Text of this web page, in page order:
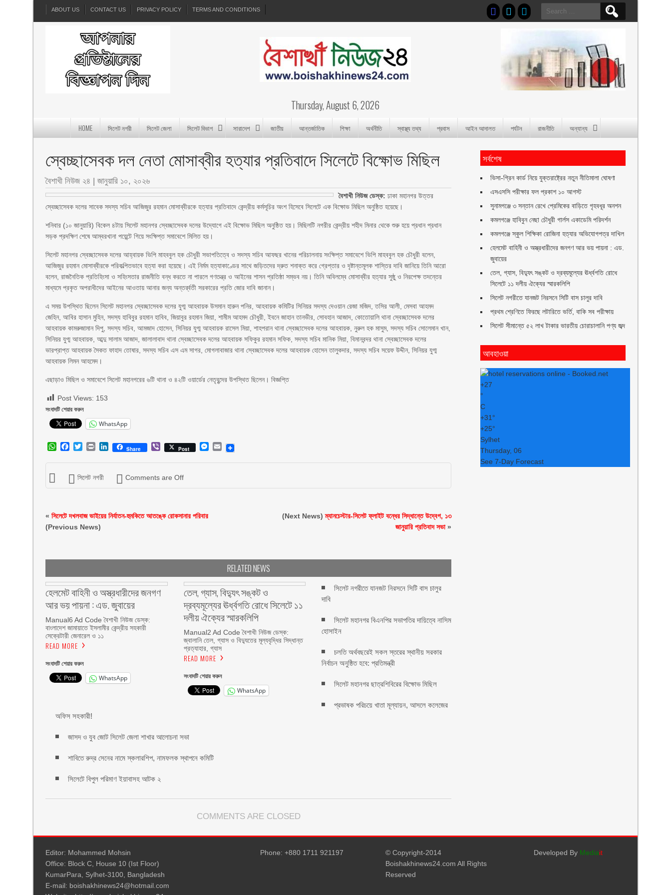
ABOUT US CONTACT US PRIVACY POLICY TERMS AND CONDITIONS
Search
for:
Thursday, August 6, 2026
HOME সিলেট নগরী সিলেট জেলা সিলেট বিভাগ সারাদেশ জাতীয় আন্তর্জাতিক শিক্ষা অর্থনীতি স্বাস্থ্য তথ্য প্রবাস আইন আদালত পর্যটন রাজনীতি অন্যান্য
স্বেচ্ছাসেবক দল নেতা মোসাব্বীর হত্যার প্রতিবাদে সিলেটে বিক্ষোভ মিছিল
বৈশাখী নিউজ ২৪ |জানুয়ারি ১০, ২০২৬
বৈশাখী নিউজ ডেস্ক: ঢাকা মহানগর উত্তর
স্বেচ্ছাসেবক দলের সাবেক সদস্য সচিব আজিজুর রহমান মোসাব্বীরকে হত্যার প্রতিবাদে কেন্দ্রীয় কর্মসূচির অংশ হিসেবে সিলেটে এক বিক্ষোভ মিছিল অনুষ্ঠিত হয়েছে।
শনিবার (১০ জানুয়ারি) বিকেল ৪টায় সিলেট মহানগর স্বেচ্ছাসেবক দলের উদ্যোগে এই বিক্ষোভ মিছিল অনুষ্ঠিত হয়। মিছিলটি নগরীর কেন্দ্রীয় শহীদ মিনার থেকে শুরু হয়ে প্রধান প্রধান
সড়ক প্রদক্ষিণ শেষে আম্বরখানা পয়েন্টে গিয়ে সংক্ষিপ্ত সমাবেশে মিলিত হয়।
সিলেট মহানগর স্বেচ্ছাসেবক দলের আহ্বায়ক ভিপি মাহববুল হক চৌধুরী সভাপতিত্বে ও সদস্য সচিব আফছর খানের পরিচালনায় সংক্ষিপ্ত সমাবেশে ভিপি মাহববুল হক চৌধুরী বলেন,
আজিজুর রহমান মোসাব্বীরকে পরিকল্পিতভাবে হত্যা করা হয়েছে। এই নির্মম হত্যাকাণ্ডের সাথে জড়িতদের দ্রুত শনাক্ত করে গ্রেপ্তার ও দৃষ্টান্তমূলক শাস্তির দাবি জানিয়ে তিনি আরো
বলেন, রাজনৈতিক প্রতিহিংসা ও সহিংসতার রাজনীতি বন্ধ করতে না পারলে গণতন্ত্র ও আইনের শাসন প্রতিষ্ঠা সম্ভব নয়। তিনি অবিলম্বে মোসাব্বীর হত্যার সুষ্ঠু ও নিরপেক্ষ তদন্তের
মাধ্যমে প্রকৃত অপরাধীদের আইনের আওতায় আনার জন্য অন্তর্র্বতী সরকারের প্রতি জোর দাবি জানান।
এ সময় উপস্থিত ছিলেন সিলেট মহানগর স্বেচ্ছাসেবক দলের যুগ্ম আহবায়ক উসমান হারুন পনির, আহবায়ক কমিটির সিনিয়র সদস্য দেওয়ান রেজা মজিদ, তসির আলী, মেসবা আহমদ
জেহিন, আবির হাসান মুহিন, সদস্য হাবিবুর রহমান হাবিব, জিয়াবুর রহমান জিয়া, শামীম আহমদ চৌধুরী, ইবনে জাহান তানভীর, সোবহান আজাদ, কোতোয়ালি থানা স্বেচ্ছাসেবক দলের
আহবায়ক কামরুজামান দিপু, সদস্য সচিব, আমজাদ হোসেন, সিনিয়র যুগ্ম আহবায়ক রাসেল মিয়া, শাহপরান থানা স্বেচ্ছাসেবক দলের আহবায়ক, নুরুল হক মাসুম, সদস্য সচিব সোলেমান খান,
সিনিয়র যুগ্ম আহবায়ক, আব্দু সালাম আজাদ, জালালাবাদ থানা স্বেচ্ছাসেবক দলের আহবায়ক সফিকুর রহমান সফিক, সদস্য সচিব মানিক মিয়া, বিমানবন্দর থানা স্বেচ্ছাসেবক দলের
ভারপ্রাপ্ত আহবায়ক সৈকত ফাহাদ তোষার, সদস্য সচিব এস এম সাগর, মোগলাবাজার থানা স্বেচ্ছাসেবক দলের আহবায়ক হোসেন তালুকদার, সদস্য সচিব সয়েফ উদ্দীন, সিনিয়র যুগ্ম
আহবায়ক লিমন আহমেদ।
এছাড়াও মিছিল ও সমাবেশে সিলেট মহানগরের ৬টি থানা ও ৪২টি ওয়ার্ডের নেতৃবৃন্দের উপস্থিত ছিলেন। বিজ্ঞপ্তি
Post Views: 153
সংবাদটি শেয়ার করুন
WhatsApp
WhatsApp
Facebook
Twitter
Print LinkedIn
Share ViberPost Messenger
Email
সিলেট নগরী Comments are Off
«সিলেটে দখলবাজ ভাইয়ের নির্যাতন-হুমকিতে আতঙ্কে রোকসানার পরিবার
(Previous News)
(Next News)ম্যানচেস্টার-সিলেট ফ্লাইট বন্ধের সিদ্ধান্তে উদ্বেগ, ১৩
জানুয়ারি প্রতিবাদ সভা»
RELATED NEWS
হেলমেট বাহিনী ও অস্ত্রধারীদের জনগণ
আর ভয় পায়না : এড. জুবায়ের
Manual6 Ad Code বৈশাখী নিউজ ডেস্ক:
বাংলাদেশ জামায়াতে ইসলামীর কেন্দ্রীয় সহকারী
সেক্রেটারী জেনারেল ও ১১
READ MORE
সংবাদটি শেয়ার করুন
WhatsApp
তেল, গ্যাস, বিদ্যুৎ সঙ্কট ও
দ্রব্যমূল্যের ঊর্ধ্বগতি রোধে সিলেটে ১১
দলীয় ঐক্যের স্মারকলিপি
Manual2 Ad Code বৈশাখী নিউজ ডেস্ক:
জ্বালানি তেল, গ্যাস ও বিদ্যুতের মূল্যবৃদ্ধির সিদ্ধান্ত
প্রত্যাহার, গ্যাস
READ MORE
সংবাদটি শেয়ার করুন
WhatsApp
সিলেট নগরীতে যানজট নিরসনে সিটি বাস চালুর
দাবি
সিলেট মহানগর বিএনপির সভাপতির দায়িত্বে নাসিম
হোসাইন
চলতি অর্থবছরেই সকল স্তরের স্থানীয় সরকার
নির্বাচন অনুষ্ঠিত হবে: প্রতিমন্ত্রী
সিলেট মহানগর ছাত্রশিবিরের বিক্ষোভ মিছিল
প্রভাষক পরিচয়ে খাতা মূল্যায়ন, আসলে কলেজের
অফিস সহকারী!
জাসদ ও যুব জোট সিলেট জেলা শাখার আলোচনা সভা
শাবিতে রুদ্র সেনের নামে স্কলারশিপ, নামফলক স্থাপনে কমিটি
সিলেটে বিপুল পরিমাণ ইয়াবাসহ আটক ২
COMMENTS ARE CLOSED
সর্বশেষ
ভিসা-গ্রিন কার্ড নিয়ে যুক্তরাষ্ট্রের নতুন নীতিমালা ঘোষণা
এসএসসি পরীক্ষার ফল প্রকাশ ১০ আগস্ট
সুনামগঞ্জে ৩ সন্তান রেখে প্রেমিকের বাড়িতে গৃহবধূর অনশন
কমলগঞ্জে হাবিবুন নেছা চৌধুরী গার্লস একাডেমি পরিদর্শন
কমলগঞ্জে স্কুল শিক্ষিকা রোজিনা হত্যার অভিযোগপত্র দাখিল
হেলমেট বাহিনী ও অস্ত্রধারীদের জনগণ আর ভয় পায়না : এড.
জুবায়ের
তেল, গ্যাস, বিদ্যুৎ সঙ্কট ও দ্রব্যমূল্যের ঊর্ধ্বগতি রোধে
সিলেটে ১১ দলীয় ঐক্যের স্মারকলিপি
সিলেট নগরীতে যানজট নিরসনে সিটি বাস চালুর দাবি
প্রথম শ্রেণিতে ফিরছে লটারিতে ভর্তি, বাকি সব পরীক্ষায়
সিলেট সীমান্তে ৫২ লাখ টাকার ভারতীয় চোরাচালানি পণ্য জব্দ
আবহাওয়া
+27
°
C
+31°
+25°
Sylhet
Thursday, 06
See 7-Day Forecast
Editor: Mohammed Mohsin
Office: Block C, House 10 (Ist Floor)
KumarPara, Sylhet-3100, Bangladesh
E-mail: boishakhinews24@hotmail.com
Phone: +880 1711 921197
© Copyright-2014
Boishakhinews24.com All Rights
Reserved
Developed By Mediait